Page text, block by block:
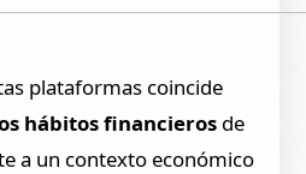
plataformas coincide
hábitos financieros de
a un contexto económico